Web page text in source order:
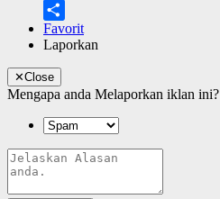
Pinterest
Share
Favorit
Laporkan
✕Close
Mengapa anda Melaporkan iklan ini?